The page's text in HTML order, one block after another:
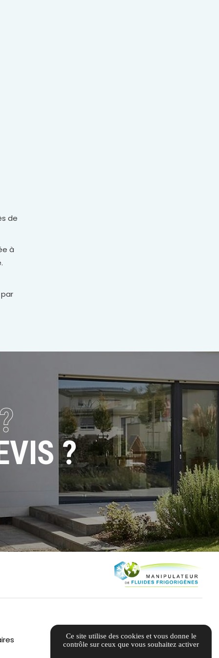
de
à
?
Ce site utilise des cookies et vous donne le
contrôle sur ceux que vous souhaitez activer